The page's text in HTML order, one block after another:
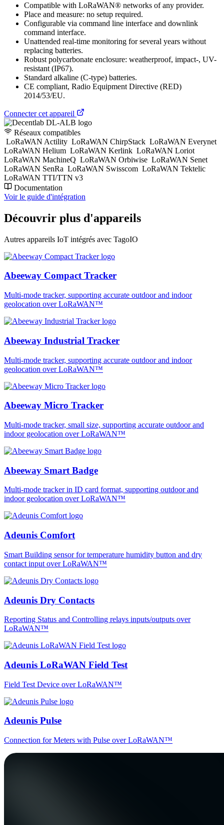
Compatible with LoRaWAN® networks of any provider.
Place and measure: no setup required.
Configurable via command line interface and downlink
command interface.
Unattended real-time monitoring for several years without
replacing batteries.
Robust polycarbonate enclosure: weatherproof, impact-, UV-
resistant (IP67).
Standard alkaline (C-type) batteries.
CE compliant, Radio Equipment Directive (RED)
2014/53/EU.
Connecter cet appareil
Réseaux compatibles
LoRaWAN Actility LoRaWAN ChirpStack LoRaWAN Everynet
LoRaWAN Helium LoRaWAN Kerlink LoRaWAN Loriot
LoRaWAN MachineQ LoRaWAN Orbiwise LoRaWAN Senet
LoRaWAN SenRa LoRaWAN Swisscom LoRaWAN Tektelic
LoRaWAN TTI/TTN v3
Documentation
Voir le guide d'intégration
Découvrir plus d'appareils
Autres appareils IoT intégrés avec TagoIO
Abeeway Compact Tracker
Multi-mode tracker, supporting accurate outdoor and indoor
geolocation over LoRaWAN™
Abeeway Industrial Tracker
Multi-mode tracker, supporting accurate outdoor and indoor
geolocation over LoRaWAN™
Abeeway Micro Tracker
Multi-mode tracker, small size, supporting accurate outdoor and
indoor geolocation over LoRaWAN™
Abeeway Smart Badge
Multi-mode tracker in ID card format, supporting outdoor and
indoor geolocation over LoRaWAN™
Adeunis Comfort
Smart Building sensor for temperature humidity button and dry
contact input over LoRaWAN™
Adeunis Dry Contacts
Reporting Status and Controlling relays inputs/outputs over
LoRaWAN™
Adeunis LoRaWAN Field Test
Field Test Device over LoRaWAN™
Adeunis Pulse
Connection for Meters with Pulse over LoRaWAN™